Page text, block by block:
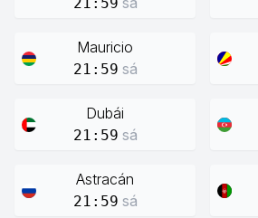
Mauricio
21:59 sá
Dubái
21:59 sá
Astracán
21:59 sá